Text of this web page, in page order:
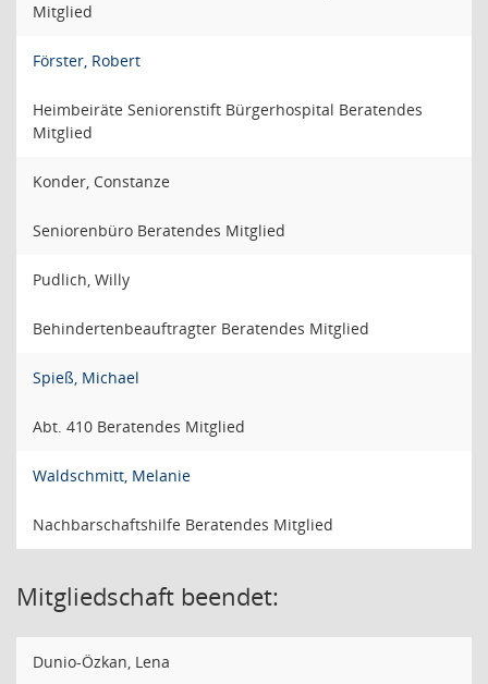
Mitglied
Förster, Robert
Heimbeiräte Seniorenstift Bürgerhospital Beratendes
Mitglied
Konder, Constanze
Seniorenbüro Beratendes Mitglied
Pudlich, Willy
Behindertenbeauftragter Beratendes Mitglied
Spieß, Michael
Abt. 410 Beratendes Mitglied
Waldschmitt, Melanie
Nachbarschaftshilfe Beratendes Mitglied
Mitgliedschaft beendet:
Dunio-Özkan, Lena